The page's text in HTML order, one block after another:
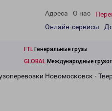
Адреса О нас
Онлайн-сервисы
FTLГенеральные грузы
GLOBALМеждународные
Новомосковск -